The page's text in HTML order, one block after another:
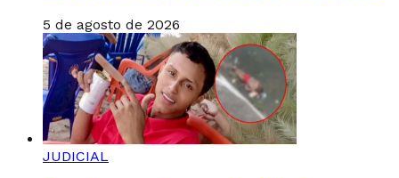
5 de agosto de 2026
JUDICIAL